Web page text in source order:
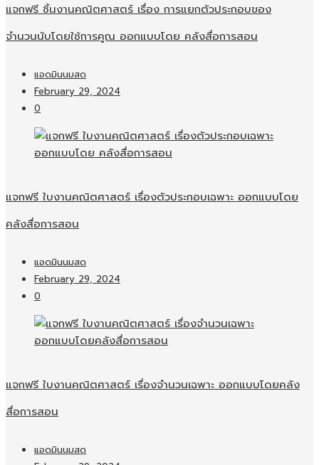
แจกฟรี ชิ้นงานคณิตศาสตร์ เรื่อง การแยกตัวประกอบของ
จำนวนนับโดยใช้การคูณ ออกแบบโดย คลังสื่อการสอน
แอดมินนมสด
February 29, 2024
0
แจกฟรี ใบงานคณิตศาสตร์ เรื่องตัวประกอบเฉพาะ ออกแบบโดย
คลังสื่อการสอน
แอดมินนมสด
February 29, 2024
0
แจกฟรี ใบงานคณิตศาสตร์ เรื่องจำนวนเฉพาะ ออกแบบโดยคลัง
สื่อการสอน
แอดมินนมสด